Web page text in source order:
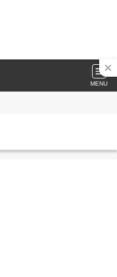
MENU